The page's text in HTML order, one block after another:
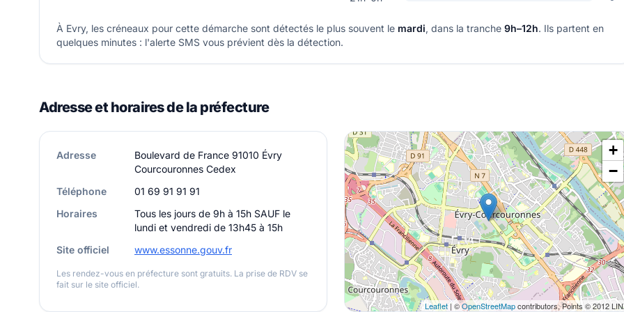
À Evry, les créneaux pour cette démarche sont détectés le plus souvent le mardi, dans la tranche 9h–12h. Ils partent en
quelques minutes : l'alerte SMS vous prévient dès la détection.
Adresse et horaires de la préfecture
Adresse
Boulevard de France 91010 Évry
Courcouronnes Cedex
Téléphone
01 69 91 91 91
Horaires
Tous les jours de 9h à 15h SAUF le
lundi et vendredi de 13h45 à 15h
Site officiel
www.essonne.gouv.fr
Les rendez-vous en préfecture sont gratuits. La prise de RDV se
fait sur le site officiel.
+
−
Leaflet| ©OpenStreetMapcontributors, Points © 2012